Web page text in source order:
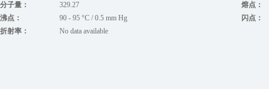
分子量：
329.27
熔点：
沸点：
90 - 95 °C / 0.5 mm Hg
闪点：
折射率：
No data available